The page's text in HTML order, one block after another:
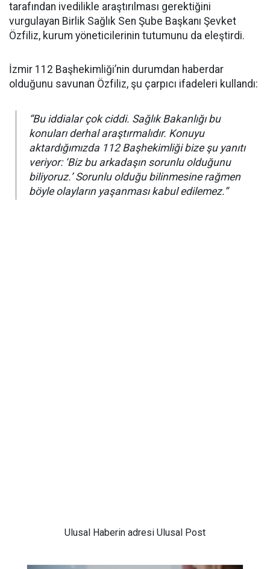
tarafından ivedilikle araştırılması gerektiğini
vurgulayan Birlik Sağlık Sen Şube Başkanı Şevket
Özfiliz, kurum yöneticilerinin tutumunu da eleştirdi.
İzmir 112 Başhekimliği’nin durumdan haberdar
olduğunu savunan Özfiliz, şu çarpıcı ifadeleri kullandı:
“Bu iddialar çok ciddi. Sağlık Bakanlığı bu
konuları derhal araştırmalıdır. Konuyu
aktardığımızda 112 Başhekimliği bize şu yanıtı
veriyor: ‘Biz bu arkadaşın sorunlu olduğunu
biliyoruz.’ Sorunlu olduğu bilinmesine rağmen
böyle olayların yaşanması kabul edilemez.”
Ulusal Haberin adresi Ulusal Post